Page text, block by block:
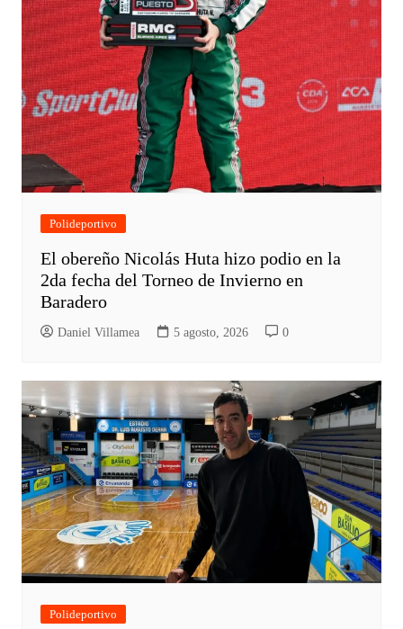
Polideportivo
El obereño Nicolás Huta hizo podio en la
2da fecha del Torneo de Invierno en
Baradero
Daniel Villamea 5 agosto, 2026 0
Polideportivo